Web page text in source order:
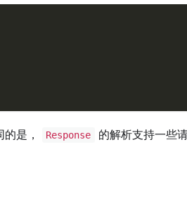
是， Response 的解析支持一些